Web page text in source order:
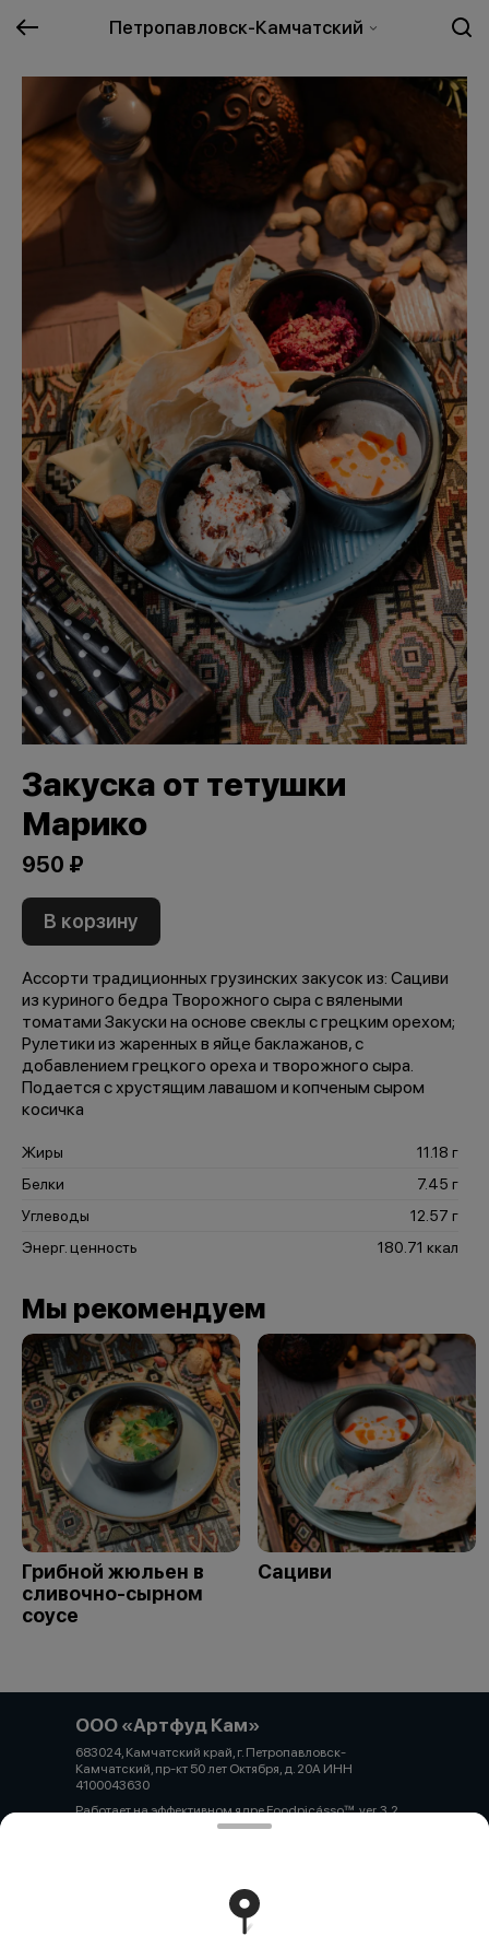
Петропавловск-Камчатский
Закуска от тетушки
Марико
950 ₽
В корзину
Ассорти традиционных грузинских закусок из: Сациви
из куриного бедра Творожного сыра с вялеными
томатами Закуски на основе свеклы с грецким орехом;
Рулетики из жаренных в яйце баклажанов, с
добавлением грецкого ореха и творожного сыра.
Подается с хрустящим лавашом и копченым сыром
косичка
Жиры
11.18 г
Белки
7.45 г
Углеводы
12.57 г
Энерг. ценность
180.71 ккал
Мы рекомендуем
Грибной жюльен в
сливочно-сырном
соусе
Сациви
ООО «Артфуд Кам»
683024, Камчатский край, г. Петропавловск-
Камчатский, пр-кт 50 лет Октября, д. 20А ИНН
4100043630
Работает на эффективном ядреFoodpicássover. 3.2
Политика конфиденциальности
Публичная оферта